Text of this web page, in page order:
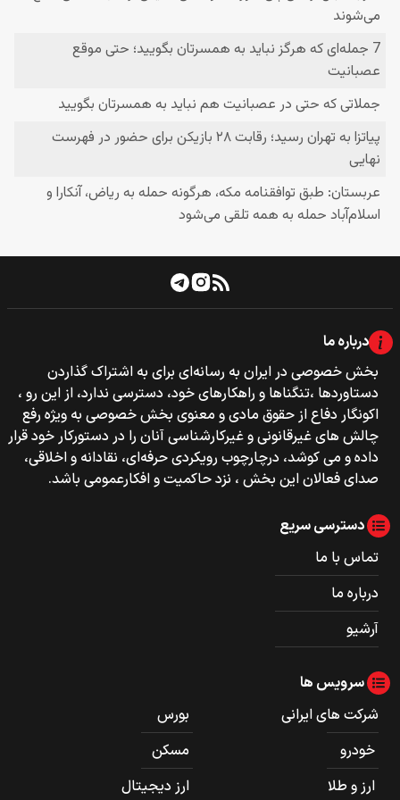
درباره ما
بخش خصوصی‌‌ در ایران به رسانه‌ای برای به اشتراک گذاردن
دستاوردها ،تنگناها و راهکارهای خود، دسترسی ندارد، از این رو ،
اکونگار دفاع از حقوق مادی و معنوی بخش خصوصی به ویژه رفع
چالش های غیرقانونی و غیرکارشناسی آنان را در دستورکار خود قرار
داده و می کوشد، درچارچوب رویکردی حرفه‌ای، نقادانه و اخلاقی،
صدای فعالان این بخش ، نزد حاکمیت و افکارعمومی باشد.
دسترسی سریع
تماس با ما
درباره ما
آرشیو
سرویس ها
شرکت های ایرانی
بورس
خودرو
مسکن
ارز و طلا
ارز دیجیتال